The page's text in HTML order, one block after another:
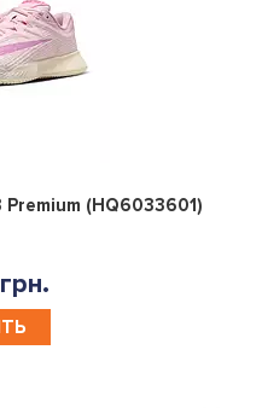
0
Premium (HQ6033601)